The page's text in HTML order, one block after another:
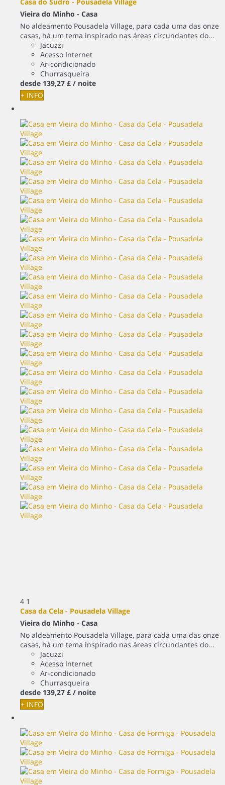
Vieira do Minho - Casa
No aldeamento Pousadela Village, para cada uma das onze
casas, há um tema inspirado nas áreas circundantes do...
Jacuzzi
Acesso Internet
Ar-condicionado
Churrasqueira
desde 139,27 £ / noite
+ INFO
4 1
Casa da Cela - Pousadela Village
Vieira do Minho - Casa
No aldeamento Pousadela Village, para cada uma das onze
casas, há um tema inspirado nas áreas circundantes do...
Jacuzzi
Acesso Internet
Ar-condicionado
Churrasqueira
desde 139,27 £ / noite
+ INFO